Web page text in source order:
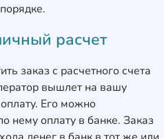
расчет
заказ с расчетного счета
вышлет на вашу
Его можно
нему оплату в банке. Заказ